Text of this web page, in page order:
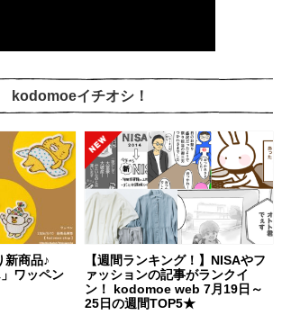
kodomoeイチオシ！
商品♪
ワッペン
【週間ランキング！】NISAやフ
ァッションの記事がランクイ
ン！ kodomoe web 7月19日～
25日の週間TOP5★